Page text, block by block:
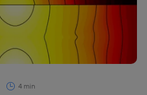
4 min